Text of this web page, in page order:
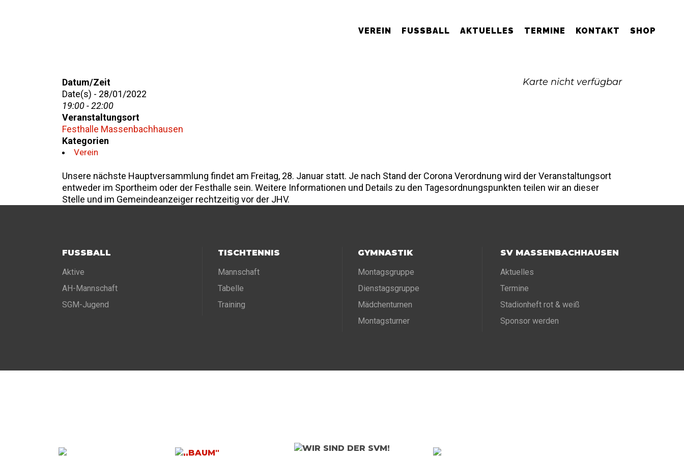
VEREIN FUSSBALL AKTUELLES TERMINE KONTAKT SHOP
Karte nicht verfügbar
Datum/Zeit
Date(s) - 28/01/2022
19:00 - 22:00
Veranstaltungsort
Festhalle Massenbachhausen
Kategorien
Verein
Unsere nächste Hauptversammlung findet am Freitag, 28. Januar statt. Je nach Stand der Corona Verordnung wird der Veranstaltungsort
entweder im Sportheim oder der Festhalle sein. Weitere Informationen und Details zu den Tagesordnungspunkten teilen wir an dieser
Stelle und im Gemeindeanzeiger rechtzeitig vor der JHV.
FUSSBALL
Aktive
AH-Mannschaft
SGM-Jugend
TISCHTENNIS
Mannschaft
Tabelle
Training
GYMNASTIK
Montagsgruppe
Dienstagsgruppe
Mädchenturnen
Montagsturner
SV MASSENBACHHAUSEN
Aktuelles
Termine
Stadionheft rot & weiß
Sponsor werden